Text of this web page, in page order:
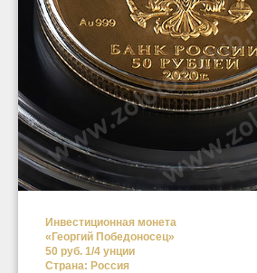
Инвестиционная монета
«Георгий Победоносец»
50 руб. 1/4 унции
Страна: Россия